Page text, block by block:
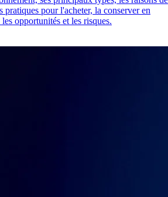
pratiques pour l'acheter, la conserver en
opportunités et les risques.